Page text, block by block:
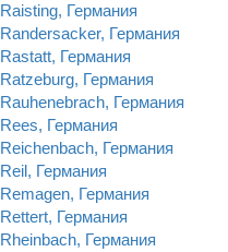
Raisting, Германия
Randersacker, Германия
Rastatt, Германия
Ratzeburg, Германия
Rauhenebrach, Германия
Rees, Германия
Reichenbach, Германия
Reil, Германия
Remagen, Германия
Rettert, Германия
Rheinbach, Германия